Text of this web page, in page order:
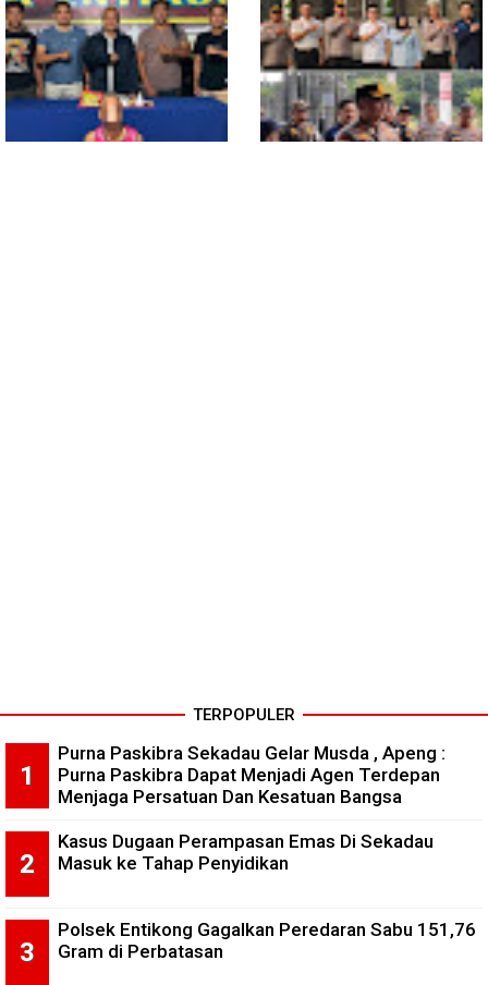
Truk Kontainer Oleng Tabrak
Vario, Warga Kapuas
Meninggal di Dusun Mak
Tampong
TERPOPULER
Purna Paskibra Sekadau Gelar Musda , Apeng :
Purna Paskibra Dapat Menjadi Agen Terdepan
Menjaga Persatuan Dan Kesatuan Bangsa
Kasus Dugaan Perampasan Emas Di Sekadau
Masuk ke Tahap Penyidikan
Polsek Entikong Gagalkan Peredaran Sabu 151,76
Gram di Perbatasan